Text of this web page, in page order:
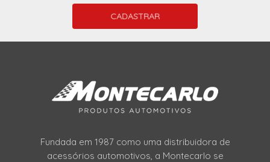
Fundada em 1987 como uma distribuidora de
acessórios automotivos, a Montecarlo se